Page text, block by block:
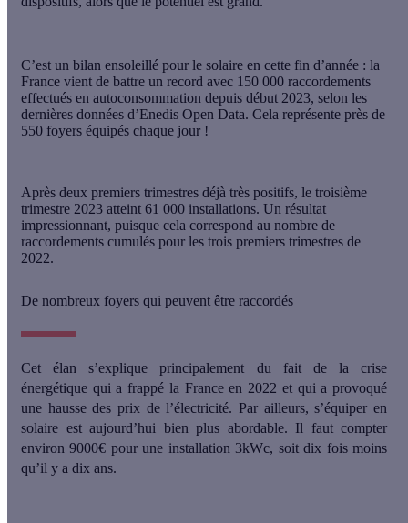
C’est un bilan ensoleillé pour le solaire en cette fin d’année : la
France vient de battre un record avec 150 000 raccordements
effectués en autoconsommation depuis début 2023, selon les
dernières données d’Enedis Open Data. Cela représente près de
550 foyers équipés chaque jour !
Après deux premiers trimestres déjà très positifs, le troisième
trimestre 2023 atteint 61 000 installations. Un résultat
impressionnant, puisque cela correspond au nombre de
raccordements cumulés pour les trois premiers trimestres de
2022.
De nombreux foyers qui peuvent être raccordés
Cet élan s’explique principalement du fait de la crise
énergétique qui a frappé la France en 2022 et qui a provoqué
une hausse des prix de l’électricité. Par ailleurs, s’équiper en
solaire est aujourd’hui bien plus abordable. Il faut compter
environ 9000€ pour une installation 3kWc, soit dix fois moins
qu’il y a dix ans.